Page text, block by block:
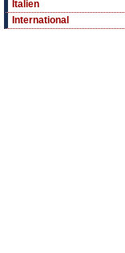
Italien
International